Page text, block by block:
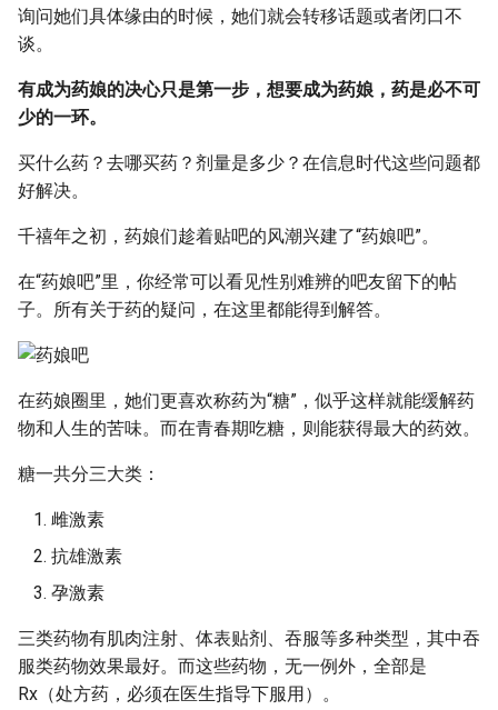
询问她们具体缘由的时候，她们就会转移话题或者闭口不
谈。
有成为药娘的决心只是第一步，想要成为药娘，药是必不可
少的一环。
买什么药？去哪买药？剂量是多少？在信息时代这些问题都
好解决。
千禧年之初，药娘们趁着贴吧的风潮兴建了“药娘吧”。
在“药娘吧”里，你经常可以看见性别难辨的吧友留下的帖
子。所有关于药的疑问，在这里都能得到解答。
在药娘圈里，她们更喜欢称药为“糖”，似乎这样就能缓解药
物和人生的苦味。而在青春期吃糖，则能获得最大的药效。
糖一共分三大类：
雌激素
抗雄激素
孕激素
三类药物有肌肉注射、体表贴剂、吞服等多种类型，其中吞
服类药物效果最好。而这些药物，无一例外，全部是
Rx（处方药，必须在医生指导下服用）。